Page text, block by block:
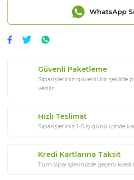
WhatsApp
Güvenli Paketleme
Siparişleriniz güvenli bir şekilde
verilir.
Hızlı Teslimat
Siparişleriniz 1-5 iş günü içinde
Kredi Kartlarına Taksit
Tüm siparişlerinizde geçerli kredi